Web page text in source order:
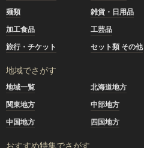
麺類
雑貨・日用品
加工食品
工芸品
旅行・チケット
セット類 その他
地域でさがす
地域一覧 北海道地方
関東地方
中部地方
中国地方
四国地方
おすすめ特集でさがす